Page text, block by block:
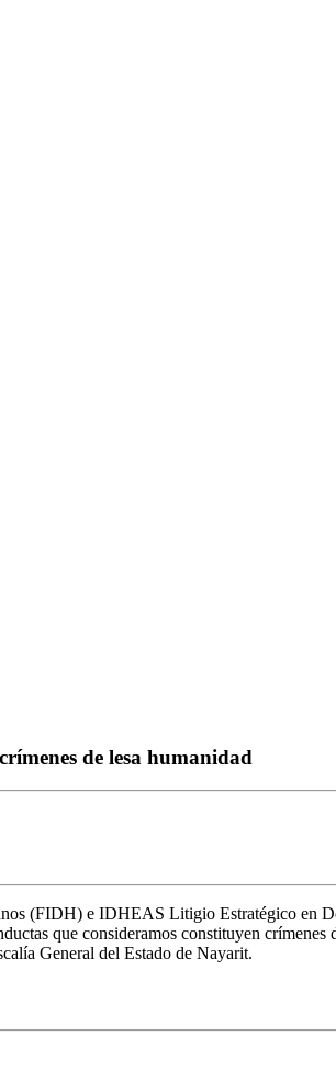
de lesa humanidad
(FIDH) e IDHEAS Litigio Estratégico en
que consideramos constituyen crímenes
General del Estado de Nayarit.